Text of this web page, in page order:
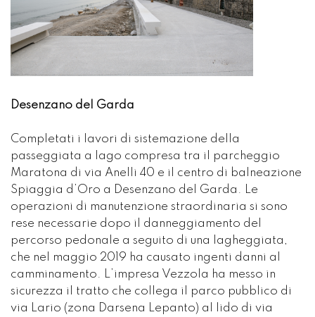
Desenzano del Garda
Completati i lavori di sistemazione della
passeggiata a lago compresa tra il parcheggio
Maratona di via Anelli 40 e il centro di balneazione
Spiaggia d’Oro a Desenzano del Garda. Le
operazioni di manutenzione straordinaria si sono
rese necessarie dopo il danneggiamento del
percorso pedonale a seguito di una lagheggiata,
che nel maggio 2019 ha causato ingenti danni al
camminamento. L’impresa Vezzola ha messo in
sicurezza il tratto che collega il parco pubblico di
via Lario (zona Darsena Lepanto) al lido di via